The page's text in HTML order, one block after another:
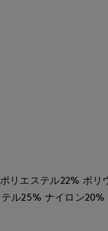
リエステル22% ポリ
ル25% ナイロン20%